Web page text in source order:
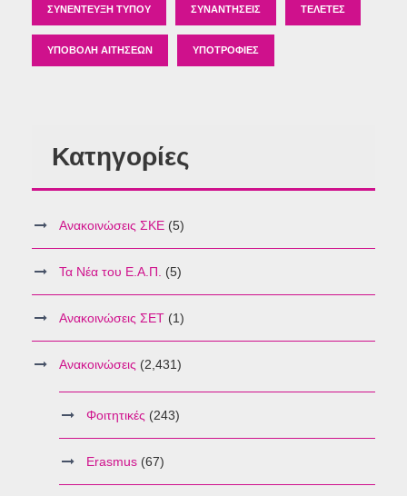
ΣΥΝΈΝΤΕΥΞΗ ΤΎΠΟΥ ΣΥΝΑΝΤΉΣΕΙΣ ΤΕΛΕΤΈΣ
ΥΠΟΒΟΛΉ ΑΙΤΉΣΕΩΝ ΥΠΟΤΡΟΦΊΕΣ
Κατηγορίες
Ανακοινώσεις ΣΚΕ (5)
Τα Νέα του Ε.Α.Π. (5)
Ανακοινώσεις ΣΕΤ (1)
Ανακοινώσεις (2,431)
Φοιτητικές (243)
Erasmus (67)